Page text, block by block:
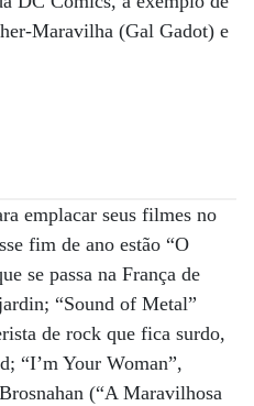
Maravilha (Gal Gadot) e
emplacar seus filmes no
fim de ano estão “O
se passa na França de
“Sound of Metal”
de rock que fica surdo,
“I’m Your Woman”,
(“A Maravilhosa